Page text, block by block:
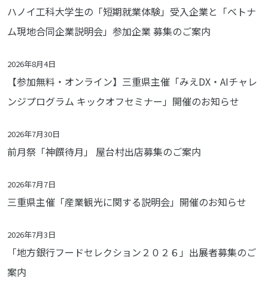
ハノイ工科大学生の「短期就業体験」受入企業と「ベトナ
ム現地合同企業説明会」参加企業 募集のご案内
【参加無料・オンライン】三重県主催「みえDX・AIチャレ
ンジプログラム キックオフセミナー」開催のお知らせ
2026年8月4日
前月祭「神饌待月」 屋台村出店募集のご案内
2026年7月30日
三重県主催「産業観光に関する説明会」開催のお知らせ
2026年7月7日
「地方銀行フードセレクション２０２６」出展者募集のご
案内
2026年7月3日